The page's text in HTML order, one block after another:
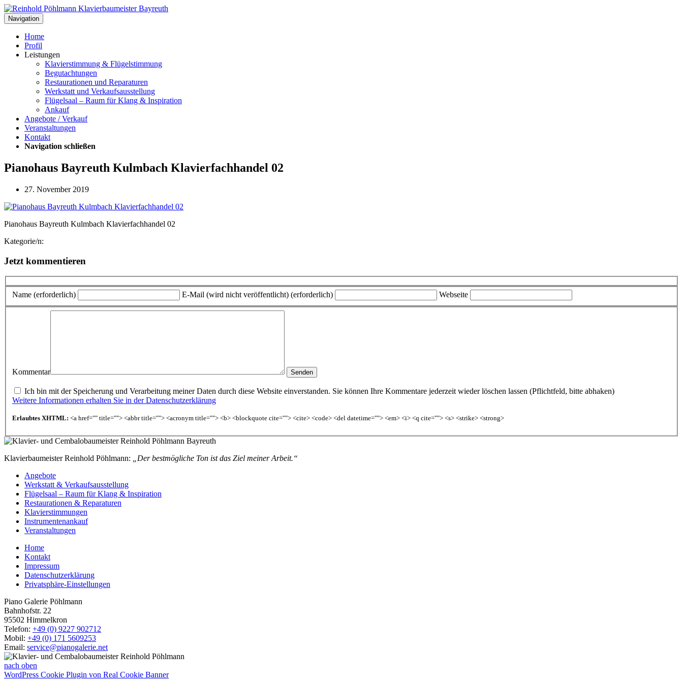
Navigation
Home
Profil
Leistungen
Klavierstimmung & Flügelstimmung
Begutachtungen
Restaurationen und Reparaturen
Werkstatt und Verkaufsausstellung
Flügelsaal – Raum für Klang & Inspiration
Ankauf
Angebote / Verkauf
Veranstaltungen
Kontakt
Navigation schließen
Pianohaus Bayreuth Kulmbach Klavierfachhandel 02
27. November 2019
Pianohaus Bayreuth Kulmbach Klavierfachhandel 02
Kategorie/n:
Jetzt kommentieren
Name (erforderlich) E-Mail (wird nicht veröffentlicht) (erforderlich) Webseite
Kommentar
Ich bin mit der Speicherung und Verarbeitung meiner Daten durch diese Website einverstanden. Sie können Ihre Kommentare jederzeit wieder löschen lassen (Pflichtfeld, bitte abhaken)
Weitere Informationen erhalten Sie in der Datenschutzerklärung
Erlaubtes XHTML: <a href="" title=""> <abbr title=""> <acronym title=""> <b> <blockquote cite=""> <cite> <code> <del datetime=""> <em> <i> <q cite=""> <s> <strike> <strong>
Klavierbaumeister Reinhold Pöhlmann:
„Der bestmögliche Ton ist das Ziel meiner Arbeit.“
Angebote
Werkstatt & Verkaufsausstellung
Flügelsaal – Raum für Klang & Inspiration
Restaurationen & Reparaturen
Klavierstimmungen
Instrumentenankauf
Veranstaltungen
Home
Kontakt
Impressum
Datenschutzerklärung
Privatsphäre-Einstellungen
Piano Galerie Pöhlmann
Bahnhofstr. 22
95502 Himmelkron
Telefon: +49 (0) 9227 902712
Mobil: +49 (0) 171 5609253
Email: service@pianogalerie.net
nach oben
WordPress Cookie Plugin von Real Cookie Banner